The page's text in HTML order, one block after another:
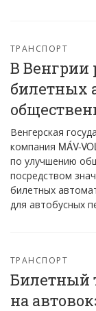
ТРАНСПОРТ
В Венгрии
билетных
Венгерская
компания MÁV-
по улучшению
посредством
билетных
для автобусных
ТРАНСПОРТ
Билетный
на